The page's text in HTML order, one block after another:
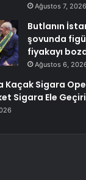
Ağustos 7, 2026
Butlanın
şovunda
fiyakayı
Ağustos 6,
Kaçak Sigara
Sigara Ele